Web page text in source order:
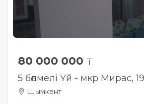
80 000 000 ₸
5 бөлмелі Үй - мкр Мирас,
Шымкент